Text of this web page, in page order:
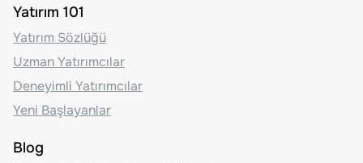
Yatırım 101
Yatırım Sözlüğü
Uzman Yatırımcılar
Deneyimli Yatırımcılar
Yeni Başlayanlar
Blog